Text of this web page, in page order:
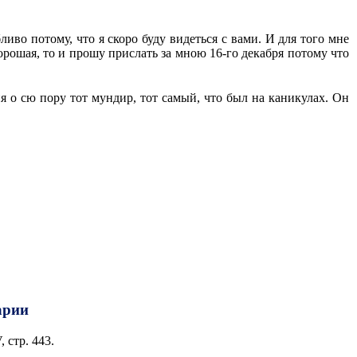
потому, что я скоро буду видеться с вами. И для того мне
то и прошу прислать за мною 16-го декабря потому что
о сю пору тот мундир, тот самый, что был на каникулах. Он
стр. 443.